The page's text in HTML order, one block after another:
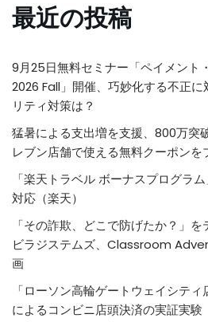
最近の投稿
9月25日無料セミナー「ペイメント
2026 Fall」開催、巧妙化する不正
リティ対策は？
猛暑による支出増を支援、800万突
レブン店舗で使える無料クーポンを
「楽天トラベル ボーナスプログラ
対応（楽天）
「その詐欺、どこで防げたか？」
ビラジステムズ、Classroom
画
「ローソン高輪ゲートウェイシテ
によるコンビニ店頭決済の実証実験